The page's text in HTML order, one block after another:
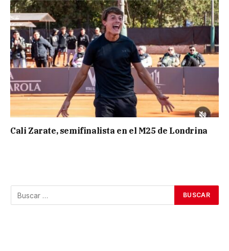
Cali Zarate, semifinalista en el M25 de Londrina